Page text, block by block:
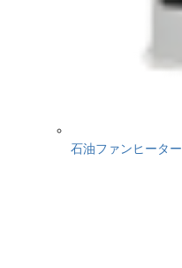
石油ファンヒーター